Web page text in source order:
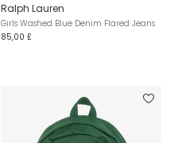
Ralph Lauren
Girls Washed Blue Denim Flared Jeans
85,00 £